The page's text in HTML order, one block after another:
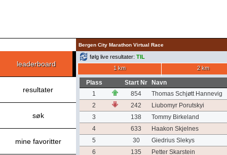
Bergen City Marathon Virtual Race
leaderboard
resultater
søk
mine favoritter
følg live resultater: TIL
1 km
2 km
Plass Start Nr
Navn
1
854
Thomas Schjøtt Hannevig
2
242
Liubomyr Porutskyi
3
138
Tommy Birkeland
4
633
Haakon Skjelnes
5
30
Giedrius Slekys
6
135
Petter Skarstein